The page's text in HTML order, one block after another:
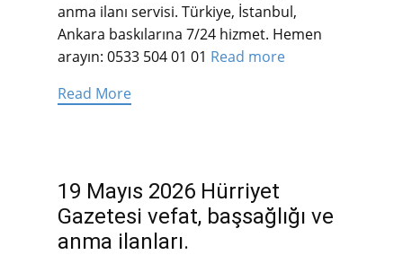
anma ilanı servisi. Türkiye, İstanbul,
Ankara baskılarına 7/24 hizmet. Hemen
arayın: 0533 504 01 01 Read more
Read More
19 Mayıs 2026 Hürriyet
Gazetesi vefat, başsağlığı ve
anma ilanları.